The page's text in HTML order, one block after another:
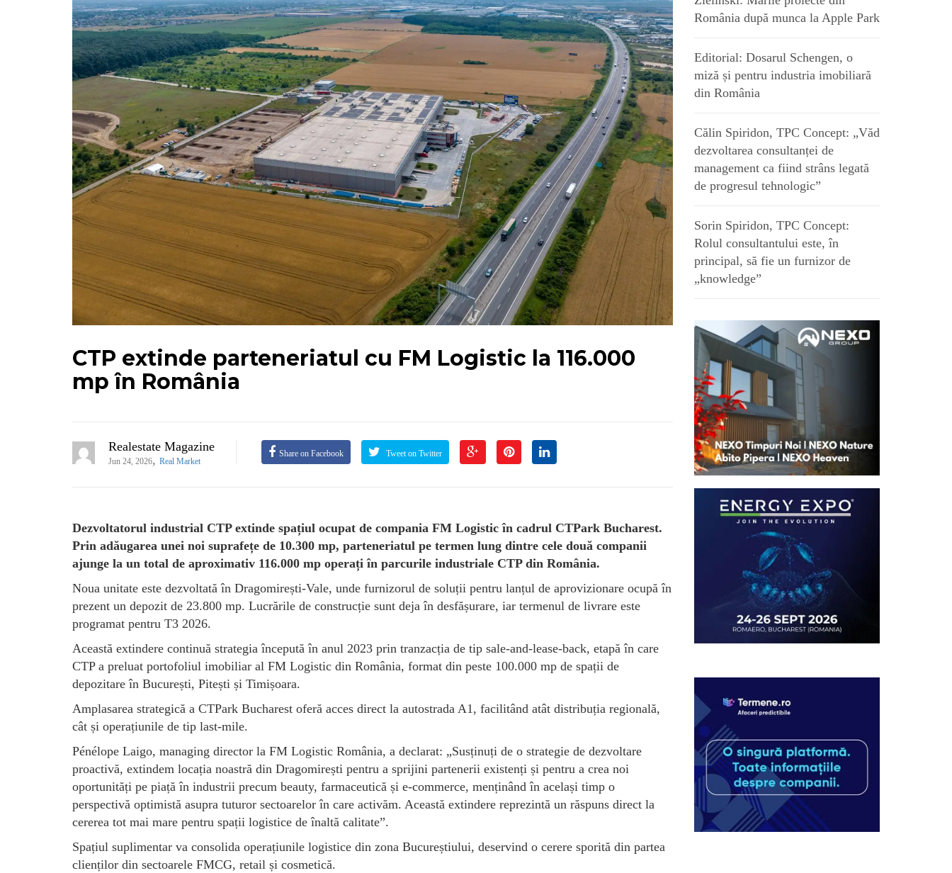
CTP extinde parteneriatul cu FM Logistic la 116.000
mp în România
Realestate Magazine
Jun 24, 2026, Real Market
Share on Facebook Tweet on Twitter
Dezvoltatorul industrial CTP extinde spațiul ocupat de compania FM Logistic în cadrul CTPark Bucharest.
Prin adăugarea unei noi suprafețe de 10.300 mp, parteneriatul pe termen lung dintre cele două companii
ajunge la un total de aproximativ 116.000 mp operați în parcurile industriale CTP din România.
Noua unitate este dezvoltată în Dragomirești-Vale, unde furnizorul de soluții pentru lanțul de aprovizionare ocupă în
prezent un depozit de 23.800 mp. Lucrările de construcție sunt deja în desfășurare, iar termenul de livrare este
programat pentru T3 2026.
Această extindere continuă strategia începută în anul 2023 prin tranzacția de tip sale-and-lease-back, etapă în care
CTP a preluat portofoliul imobiliar al FM Logistic din România, format din peste 100.000 mp de spații de
depozitare în București, Pitești și Timișoara.
Amplasarea strategică a CTPark Bucharest oferă acces direct la autostrada A1, facilitând atât distribuția regională,
cât și operațiunile de tip last-mile.
Pénélope Laigo, managing director la FM Logistic România, a declarat: „Susținuți de o strategie de dezvoltare
proactivă, extindem locația noastră din Dragomirești pentru a sprijini partenerii existenți și pentru a crea noi
oportunități pe piață în industrii precum beauty, farmaceutică și e-commerce, menținând în același timp o
perspectivă optimistă asupra tuturor sectoarelor în care activăm. Această extindere reprezintă un răspuns direct la
cererea tot mai mare pentru spații logistice de înaltă calitate”.
Spațiul suplimentar va consolida operațiunile logistice din zona Bucureștiului, deservind o cerere sporită din partea
clienților din sectoarele FMCG, retail și cosmetică.
România după munca la Apple Park
Editorial: Dosarul Schengen, o
miză și pentru industria imobiliară
din România
Călin Spiridon, TPC Concept: „Văd
dezvoltarea consultanței de
management ca fiind strâns legată
de progresul tehnologic”
Sorin Spiridon, TPC Concept:
Rolul consultantului este, în
principal, să fie un furnizor de
„knowledge”